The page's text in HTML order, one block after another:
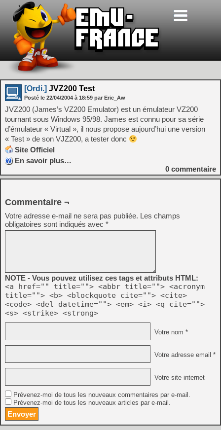
[Ordi.] JVZ200 Test
Posté le 22/04/2004 à 18:59 par Eric_Aw
JVZ200 (James’s VZ200 Emulator) est un émulateur VZ200
tournant sous Windows 95/98. James est connu pour sa série
d’émulateur « Virtual », il nous propose aujourd’hui une version
« Test » de son VJZ200, a tester donc
Site Officiel
En savoir plus…
0 commentaire
Commentaire ¬
Votre adresse e-mail ne sera pas publiée. Les champs
obligatoires sont indiqués avec *
NOTE - Vous pouvez utilisez ces tags et attributs HTML:
<a href="" title=""> <abbr title=""> <acronym
title=""> <b> <blockquote cite=""> <cite>
<code> <del datetime=""> <em> <i> <q cite="">
<s> <strike> <strong>
Votre nom *
Votre adresse email *
Votre site internet
Prévenez-moi de tous les nouveaux commentaires par e-mail.
Prévenez-moi de tous les nouveaux articles par e-mail.